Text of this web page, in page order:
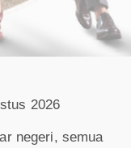
2026
negeri, semua